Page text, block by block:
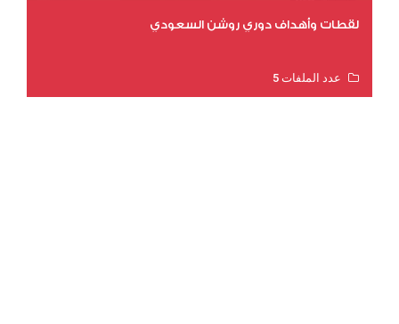
لقطات وأهداف دوري روشن السعودي
عدد الملفات 5